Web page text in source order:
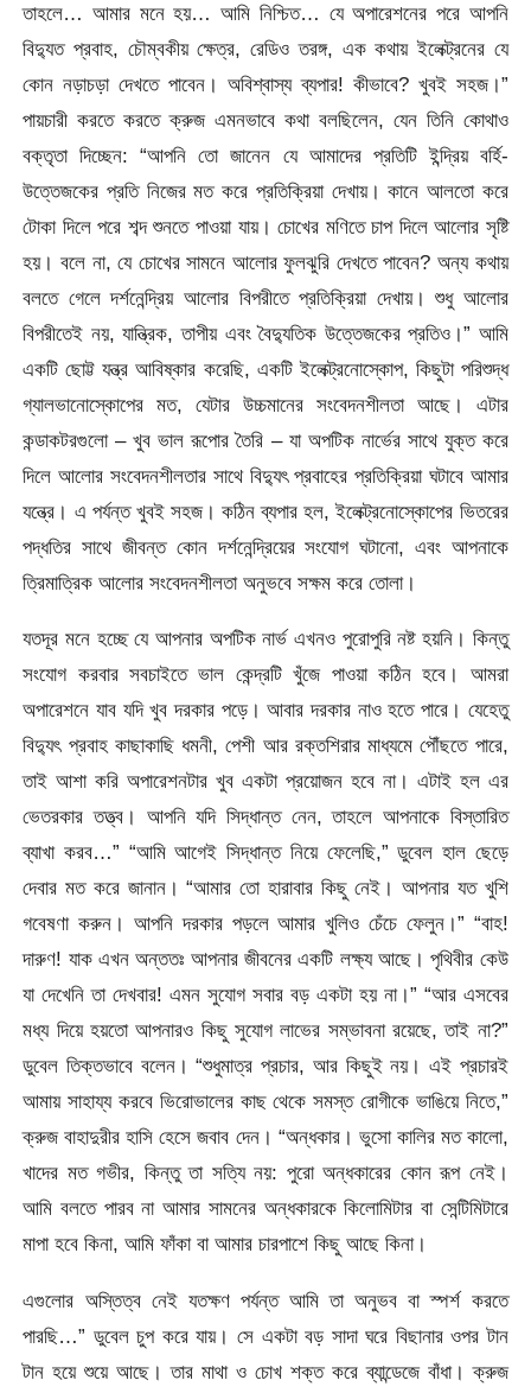
তাহলে… আমার মনে হয়… আমি নিশ্চিত… যে অপারেশনের পরে আপনি
বিদ্যুত প্রবাহ, চৌম্বকীয় ক্ষেত্র, রেডিও তরঙ্গ, এক কথায় ইলেক্ট্রনের যে
কোন নড়াচড়া দেখতে পাবেন। অবিশ্বাস্য ব্যপার! কীভাবে? খুবই সহজ।”
পায়চারী করতে করতে ক্রুজ এমনভাবে কথা বলছিলেন, যেন তিনি কোথাও
বক্তৃতা দিচ্ছেন: “আপনি তো জানেন যে আমাদের প্রতিটি ইন্দ্রিয় বর্হি-
উত্তেজকের প্রতি নিজের মত করে প্রতিক্রিয়া দেখায়। কানে আলতো করে
টোকা দিলে পরে শব্দ শুনতে পাওয়া যায়। চোখের মণিতে চাপ দিলে আলোর সৃষ্টি
হয়। বলে না, যে চোখের সামনে আলোর ফুলঝুরি দেখতে পাবেন? অন্য কথায়
বলতে গেলে দর্শনেন্দ্রিয় আলোর বিপরীতে প্রতিক্রিয়া দেখায়। শুধু আলোর
বিপরীতেই নয়, যান্ত্রিক, তাপীয় এবং বৈদ্যুতিক উত্তেজকের প্রতিও।” আমি
একটি ছোট্ট যন্ত্র আবিষ্কার করেছি, একটি ইলেক্ট্রনোস্কোপ, কিছুটা পরিশুদ্ধ
গ্যালভানোস্কোপের মত, যেটার উচ্চমানের সংবেদনশীলতা আছে। এটার
কন্ডাকটরগুলো – খুব ভাল রূপোর তৈরি – যা অপটিক নার্ভের সাথে যুক্ত করে
দিলে আলোর সংবেদনশীলতার সাথে বিদ্যুৎ প্রবাহের প্রতিক্রিয়া ঘটাবে আমার
যন্ত্রে। এ পর্যন্ত খুবই সহজ। কঠিন ব্যপার হল, ইলেক্ট্রনোস্কোপের ভিতরের
পদ্ধতির সাথে জীবন্ত কোন দর্শনেন্দ্রিয়ের সংযোগ ঘটানো, এবং আপনাকে
ত্রিমাত্রিক আলোর সংবেদনশীলতা অনুভবে সক্ষম করে তোলা।
যতদূর মনে হচ্ছে যে আপনার অপটিক নার্ভ এখনও পুরোপুরি নষ্ট হয়নি। কিন্তু
সংযোগ করবার সবচাইতে ভাল কেন্দ্রটি খুঁজে পাওয়া কঠিন হবে। আমরা
অপারেশনে যাব যদি খুব দরকার পড়ে। আবার দরকার নাও হতে পারে। যেহেতু
বিদ্যুৎ প্রবাহ কাছাকাছি ধমনী, পেশী আর রক্তশিরার মাধ্যমে পৌঁছতে পারে,
তাই আশা করি অপারেশনটার খুব একটা প্রয়োজন হবে না। এটাই হল এর
ভেতরকার তত্ত্ব। আপনি যদি সিদ্ধান্ত নেন, তাহলে আপনাকে বিস্তারিত
ব্যাখা করব…” “আমি আগেই সিদ্ধান্ত নিয়ে ফেলেছি,” ডুবেল হাল ছেড়ে
দেবার মত করে জানান। “আমার তো হারাবার কিছু নেই। আপনার যত খুশি
গবেষণা করুন। আপনি দরকার পড়লে আমার খুলিও চেঁচে ফেলুন।” “বাহ!
দারুণ! যাক এখন অন্ততঃ আপনার জীবনের একটি লক্ষ্য আছে। পৃথিবীর কেউ
যা দেখেনি তা দেখবার! এমন সুযোগ সবার বড় একটা হয় না।” “আর এসবের
মধ্য দিয়ে হয়তো আপনারও কিছু সুযোগ লাভের সম্ভাবনা রয়েছে, তাই না?”
ডুবেল তিক্তভাবে বলেন। “শুধুমাত্র প্রচার, আর কিছুই নয়। এই প্রচারই
আমায় সাহায্য করবে ভিরোভালের কাছ থেকে সমস্ত রোগীকে ভাঙিয়ে নিতে,”
ক্রুজ বাহাদুরীর হাসি হেসে জবাব দেন। “অন্ধকার। ভুসো কালির মত কালো,
খাদের মত গভীর, কিন্তু তা সত্যি নয়: পুরো অন্ধকারের কোন রূপ নেই।
আমি বলতে পারব না আমার সামনের অন্ধকারকে কিলোমিটার বা সেন্টিমিটারে
মাপা হবে কিনা, আমি ফাঁকা বা আমার চারপাশে কিছু আছে কিনা।
এগুলোর অস্তিত্ব নেই যতক্ষণ পর্যন্ত আমি তা অনুভব বা স্পর্শ করতে
পারছি…” ডুবেল চুপ করে যায়। সে একটা বড় সাদা ঘরে বিছানার ওপর টান
টান হয়ে শুয়ে আছে। তার মাথা ও চোখ শক্ত করে ব্যান্ডেজে বাঁধা। ক্রুজ